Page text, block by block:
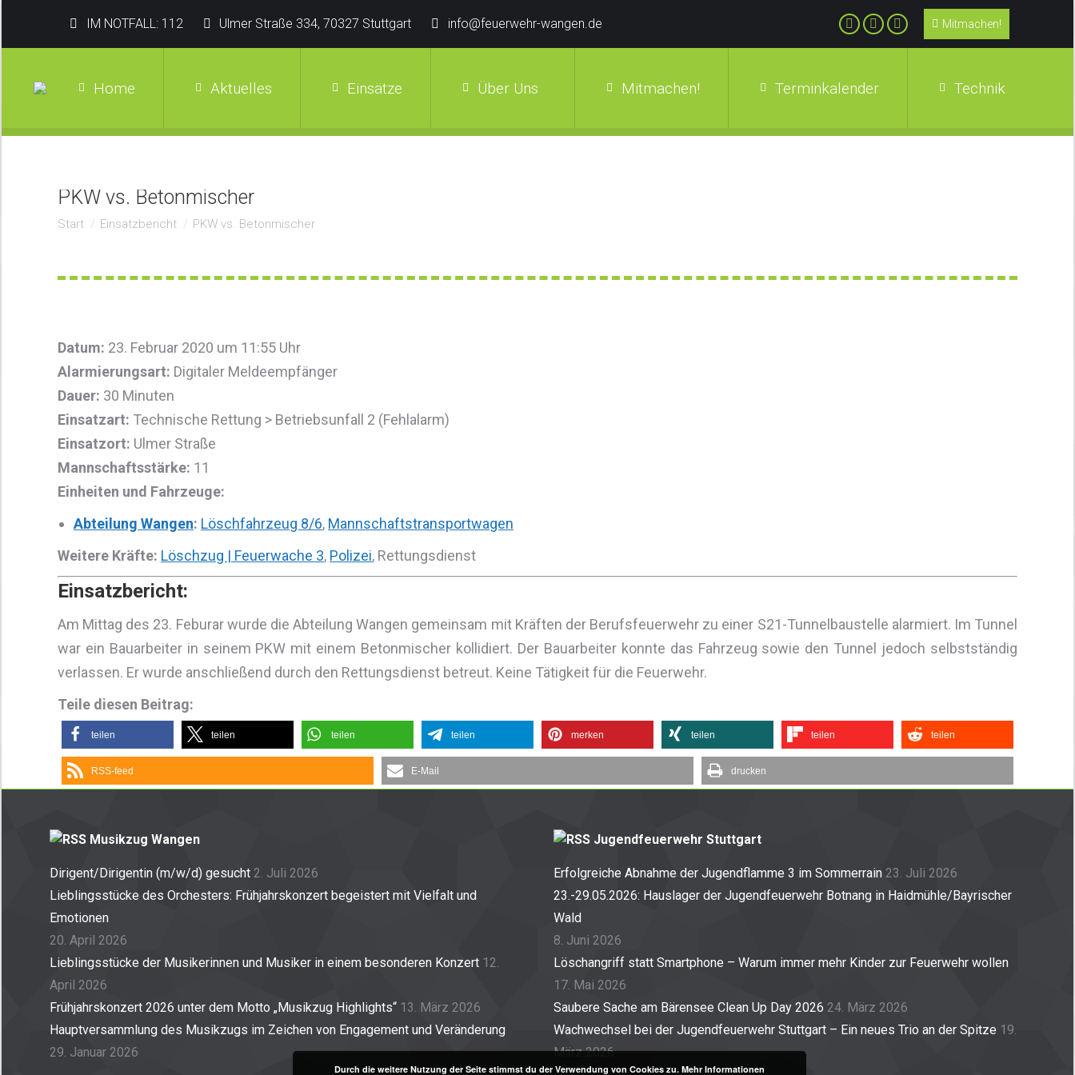
IM NOTFALL: 112 Ulmer Straße 334, 70327 Stuttgart info@feuerwehr-wangen.de Mitmachen!
Home Aktuelles Einsätze Über Uns Mitmachen! Terminkalender Technik
PKW vs. Betonmischer
Sie befinden sich hier:
Start Einsatzbericht PKW vs. Betonmischer
Datum: 23. Februar 2020 um 11:55 Uhr
Alarmierungsart: Digitaler Meldeempfänger
Dauer: 30 Minuten
Einsatzart: Technische Rettung > Betriebsunfall 2 (Fehlalarm)
Einsatzort: Ulmer Straße
Mannschaftsstärke: 11
Einheiten und Fahrzeuge:
Abteilung Wangen: Löschfahrzeug 8/6, Mannschaftstransportwagen
Weitere Kräfte: Löschzug | Feuerwache 3, Polizei, Rettungsdienst
Einsatzbericht:
Am Mittag des 23. Feburar wurde die Abteilung Wangen gemeinsam mit Kräften der Berufsfeuerwehr zu einer S21-Tunnelbaustelle alarmiert. Im Tunnel
war ein Bauarbeiter in seinem PKW mit einem Betonmischer kollidiert. Der Bauarbeiter konnte das Fahrzeug sowie den Tunnel jedoch selbstständig
verlassen. Er wurde anschließend durch den Rettungsdienst betreut. Keine Tätigkeit für die Feuerwehr.
Teile diesen Beitrag:
teilen teilen teilen teilen merken teilen teilen teilen
RSS-feed E-Mail drucken
Musikzug Wangen
Dirigent/Dirigentin (m/w/d) gesucht 2. Juli 2026
Lieblingsstücke des Orchesters: Frühjahrskonzert begeistert mit Vielfalt und
Emotionen
20. April 2026
Lieblingsstücke der Musikerinnen und Musiker in einem besonderen Konzert 12.
April 2026
Frühjahrskonzert 2026 unter dem Motto „Musikzug Highlights“ 13. März 2026
Hauptversammlung des Musikzugs im Zeichen von Engagement und Veränderung
29. Januar 2026
Jugendfeuerwehr Stuttgart
Erfolgreiche Abnahme der Jugendflamme 3 im Sommerrain 23. Juli 2026
23.-29.05.2026: Hauslager der Jugendfeuerwehr Botnang in Haidmühle/Bayrischer
Wald
8. Juni 2026
Löschangriff statt Smartphone – Warum immer mehr Kinder zur Feuerwehr wollen
17. Mai 2026
Saubere Sache am Bärensee Clean Up Day 2026 24. März 2026
Wachwechsel bei der Jugendfeuerwehr Stuttgart – Ein neues Trio an der Spitze 19.
März 2026
Durch die weitere Nutzung der Seite stimmst du der Verwendung von Cookies zu. Mehr Informationen